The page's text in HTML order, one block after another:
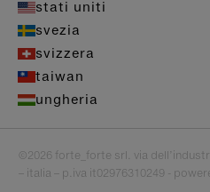
stati uniti
svezia
svizzera
taiwan
ungheria
©2026 forte_forte srl. via
– italia – p.iva it02976310249 -